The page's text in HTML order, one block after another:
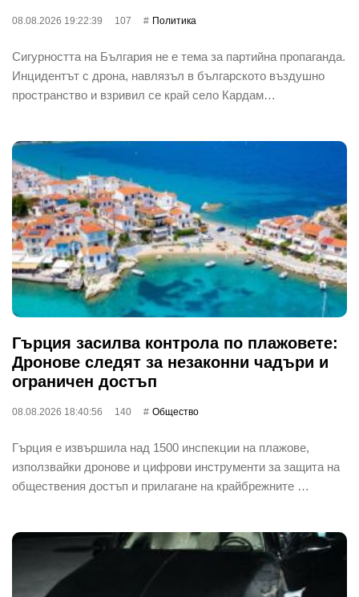
08.08.2026 19:22:39 107 Политика
Сигурността на България не е тема за партийна пропаганда.
Инцидентът с дрона, навлязъл в българското въздушно
пространство и взривил се край село Кардам…
Гърция засилва контрола по плажовете:
Дронове следят за незаконни чадъри и
ограничен достъп
08.08.2026 18:40:56 140 Общество
Гърция е извършила над 1500 инспекции на плажове,
използвайки дронове и цифрови инструменти за защита на
обществения достъп и прилагане на крайбрежните …